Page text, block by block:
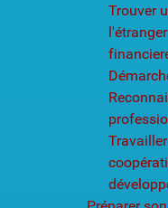
Trouver